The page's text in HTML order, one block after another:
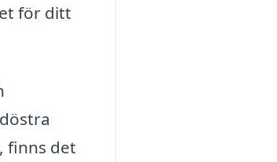
för ditt
finns det